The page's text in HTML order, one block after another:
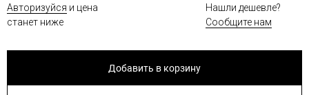
Авторизуйся и цена
станет ниже
Нашли дешевле?
Сообщите нам
Добавить в корзину